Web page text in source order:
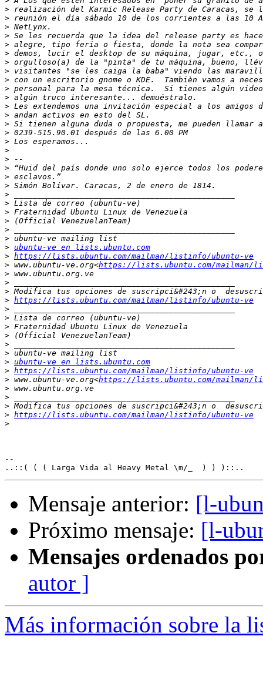
>
>
>
>
>
>
>
>
>
>
>
>
>
>
>
>
>
>
>
>
>
>
>
>
>
>
>
> ubuntu-ve en lists.ubuntu.com
> https://lists.ubuntu.com/mailman/listinfo/ubuntu-ve
> www.ubuntu-ve.org<https://lists.ubuntu.com/mailman/
>
>
>
> https://lists.ubuntu.com/mailman/listinfo/ubuntu-ve
>
>
>
>
>
>
> ubuntu-ve en lists.ubuntu.com
> https://lists.ubuntu.com/mailman/listinfo/ubuntu-ve
> www.ubuntu-ve.org<https://lists.ubuntu.com/mailman/
>
>
>
> https://lists.ubuntu.com/mailman/listinfo/ubuntu-ve
>
--
Mensaje anterior: [l-
Próximo mensaje: [l-
Mensajes ordenados
autor ]
Más información sobre la